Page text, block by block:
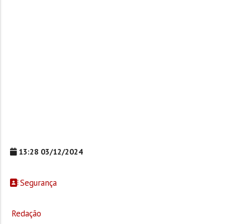
13:28 03/12/2024
Segurança
Redação